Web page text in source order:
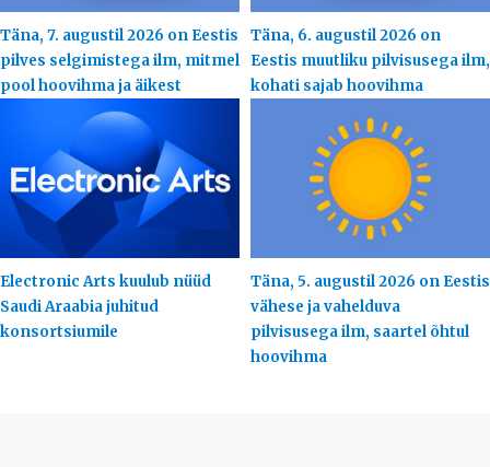
Täna, 7. augustil 2026 on Eestis
pilves selgimistega ilm, mitmel
pool hoovihma ja äikest
Täna, 6. augustil 2026 on
Eestis muutliku pilvisusega ilm,
kohati sajab hoovihma
Electronic Arts kuulub nüüd
Saudi Araabia juhitud
konsortsiumile
Täna, 5. augustil 2026 on Eestis
vähese ja vahelduva
pilvisusega ilm, saartel õhtul
hoovihma